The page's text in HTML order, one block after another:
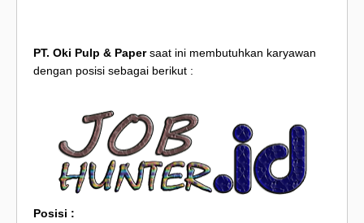
PT. Oki Pulp & Papersaat ini membutuhkan karyawan
dengan posisi sebagai berikut :
Posisi :